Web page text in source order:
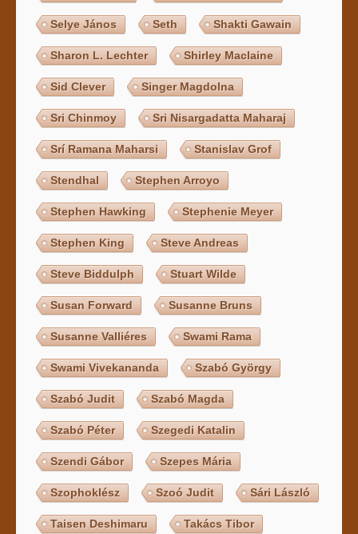
Selye János Seth Shakti Gawain
Sharon L. Lechter Shirley Maclaine
Sid Clever Singer Magdolna
Sri Chinmoy Sri Nisargadatta Maharaj
Srí Ramana Maharsi Stanislav Grof
Stendhal Stephen Arroyo
Stephen Hawking Stephenie Meyer
Stephen King Steve Andreas
Steve Biddulph Stuart Wilde
Susan Forward Susanne Bruns
Susanne Valliéres Swami Rama
Swami Vivekananda Szabó György
Szabó Judit Szabó Magda
Szabó Péter Szegedi Katalin
Szendi Gábor Szepes Mária
Szophoklész Szoó Judit Sári László
Taisen Deshimaru Takács Tibor